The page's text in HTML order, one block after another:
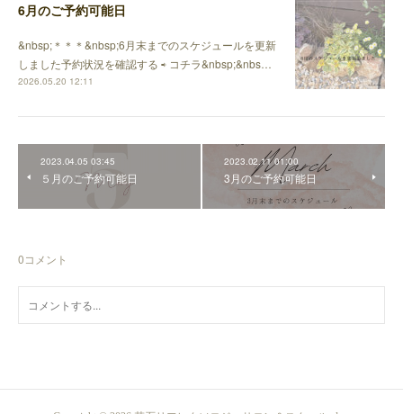
6月のご予約可能日
&nbsp;＊＊＊&nbsp;6月末までのスケジュールを更新
しました予約状況を確認する ⇨ コチラ&nbsp;&nbs…
2026.05.20 12:11
2023.04.05 03:45
５月のご予約可能日
2023.02.11 01:00
3月のご予約可能日
0コメント